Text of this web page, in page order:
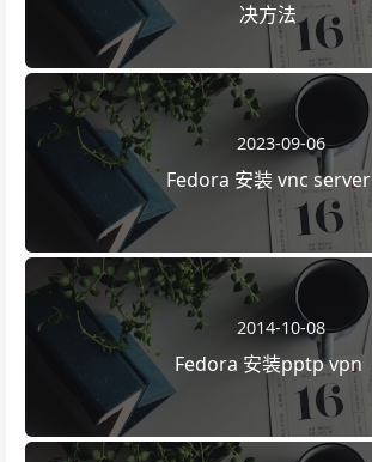
决方法
2023-09-06
Fedora 安装 vnc server
2014-10-08
Fedora 安装pptp vpn